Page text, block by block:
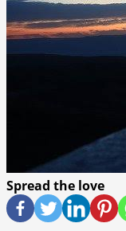
Spread the love